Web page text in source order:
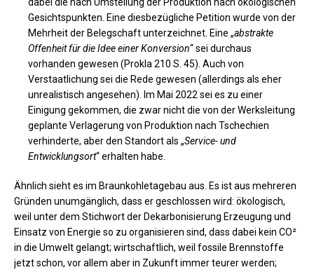
Gesichtspunkten. Eine diesbezügliche Petition wurde von der
Mehrheit der Belegschaft unterzeichnet. Eine „abstrakte
Offenheit für die Idee einer Konversion“ sei durchaus
vorhanden gewesen (Prokla 210 S. 45). Auch von
Verstaatlichung sei die Rede gewesen (allerdings als eher
unrealistisch angesehen). Im Mai 2022 sei es zu einer
Einigung gekommen, die zwar nicht die von der Werksleitung
geplante Verlagerung von Produktion nach Tschechien
verhinderte, aber den Standort als „Service- und
Entwicklungsort“ erhalten habe.
Ähnlich sieht es im Braunkohletagebau aus. Es ist aus mehreren
Gründen unumgänglich, dass er geschlossen wird: ökologisch,
weil unter dem Stichwort der Dekarbonisierung Erzeugung und
Einsatz von Energie so zu organisieren sind, dass dabei kein CO²
in die Umwelt gelangt; wirtschaftlich, weil fossile Brennstoffe
jetzt schon, vor allem aber in Zukunft immer teurer werden;